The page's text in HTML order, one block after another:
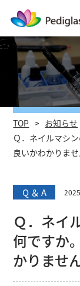
TOP
お知らせ
Ｑ．ネイルマシ
良いかわかりませ
Q ＆ A
Ｑ．ネイ
何ですか
かりません